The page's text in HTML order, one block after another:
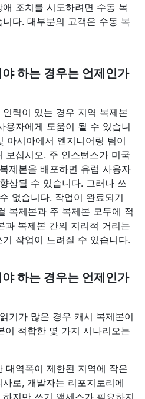
조치를 시도하려면 수동 복
다. 대부분의 고객은 수동 복
하는 경우는 언제인가
력이 있는 경우 지역 복제본
용자에게 도움이 될 수 있습니
아시아에서 엔지니어링 팀이
보십시오. 주 인스턴스가 미국
제본을 배포하면 유럽 사용자
상될 수 있습니다. 그러나 쓰
없습니다. 작업이 완료되기
복제본과 주 복제본 모두에 적
과 복제본 간의 지리적 거리는
작업이 느려질 수 있습니다.
하는 경우는 언제인가
기가 많은 경우 캐시 복제본이
이 적합한 몇 가지 시나리오는
대역폭이 제한된 지역에 작은
로, 개발자는 리포지토리에